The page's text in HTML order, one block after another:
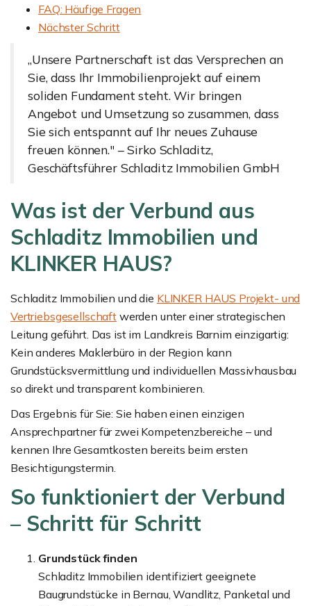
FAQ: Häufige Fragen
Nächster Schritt
„Unsere Partnerschaft ist das Versprechen an
Sie, dass Ihr Immobilienprojekt auf einem
soliden Fundament steht. Wir bringen
Angebot und Umsetzung so zusammen, dass
Sie sich entspannt auf Ihr neues Zuhause
freuen können." – Sirko Schladitz,
Geschäftsführer Schladitz Immobilien GmbH
Was ist der Verbund aus
Schladitz Immobilien und
KLINKER HAUS?
Schladitz Immobilien und die KLINKER HAUS Projekt- und
Vertriebsgesellschaftwerden unter einer strategischen
Leitung geführt. Das ist im Landkreis Barnim einzigartig:
Kein anderes Maklerbüro in der Region kann
Grundstücksvermittlung und individuellen Massivhausbau
so direkt und transparent kombinieren.
Das Ergebnis für Sie: Sie haben einen einzigen
Ansprechpartner für zwei Kompetenzbereiche – und
kennen Ihre Gesamtkosten bereits beim ersten
Besichtigungstermin.
So funktioniert der Verbund
– Schritt für Schritt
Grundstück finden
Schladitz Immobilien identifiziert geeignete
Baugrundstücke in Bernau, Wandlitz, Panketal und